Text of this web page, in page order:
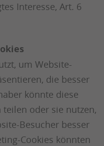
Interesse, Art. 6
um Website-
die besser
könnte diese
oder sie nutzen,
Besucher besser
Cookies könnten